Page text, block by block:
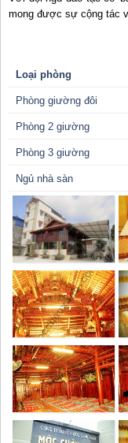
mong được sự cộng tác
Loại phòng
Phòng giường đôi
Phòng 2 giường
Phòng 3 giường
Ngủ nhà sàn